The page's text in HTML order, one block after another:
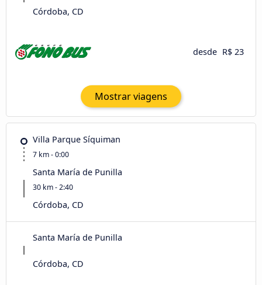
Córdoba, CD
desde R$ 23
Mostrar viagens
Villa Parque Síquiman
7 km - 0:00
Santa María de Punilla
30 km - 2:40
Córdoba, CD
Santa María de Punilla
Córdoba, CD